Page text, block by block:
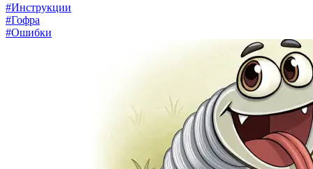
#Инструкции
#Гофра
#Ошибки